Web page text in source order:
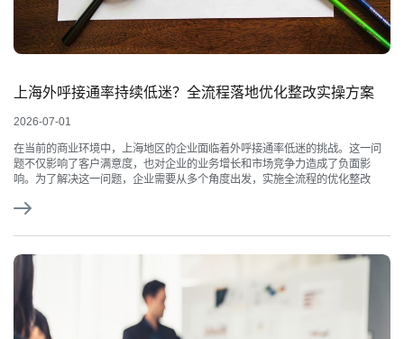
上海外呼接通率持续低迷？全流程落地优化整改实操方案
2026-07-01
在当前的商业环境中，上海地区的企业面临着外呼接通率低迷的挑战。这一问
题不仅影响了客户满意度，也对企业的业务增长和市场竞争力造成了负面影
响。为了解决这一问题，企业需要从多个角度出发，实施全流程的优化整改